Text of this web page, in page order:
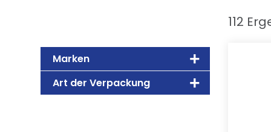
Marken
Art der Verpackung
112